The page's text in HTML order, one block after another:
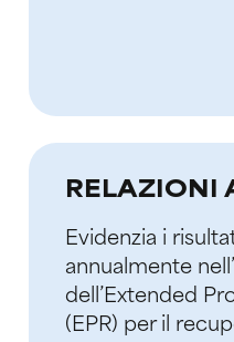
RELAZIONI
Evidenzia i
annualmente
dell’Extended
(EPR) per il